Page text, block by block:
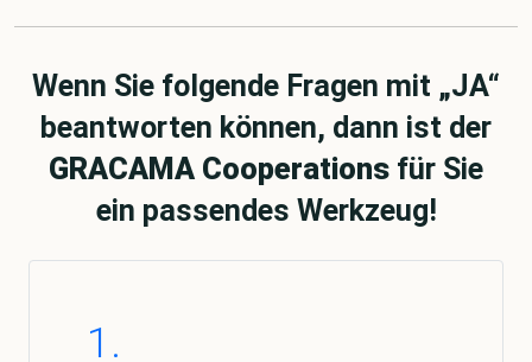
Wenn Sie folgende Fragen mit „JA“
beantworten können, dann ist der
GRACAMA Cooperations für Sie
ein passendes Werkzeug!
1.